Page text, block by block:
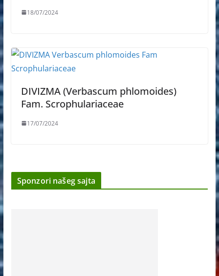
18/07/2024
DIVIZMA (Verbascum phlomoides)
Fam. Scrophulariaceae
17/07/2024
Sponzori našeg sajta